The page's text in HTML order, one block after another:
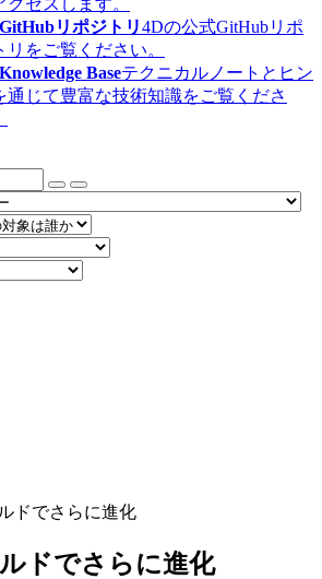
クセスします。
リポジトリ4Dの公式GitHubリポ
リをご覧ください。
Baseテクニカルノートとヒン
通じて豊富な技術知識をご覧くださ
ドでさらに進化
ドでさらに進化